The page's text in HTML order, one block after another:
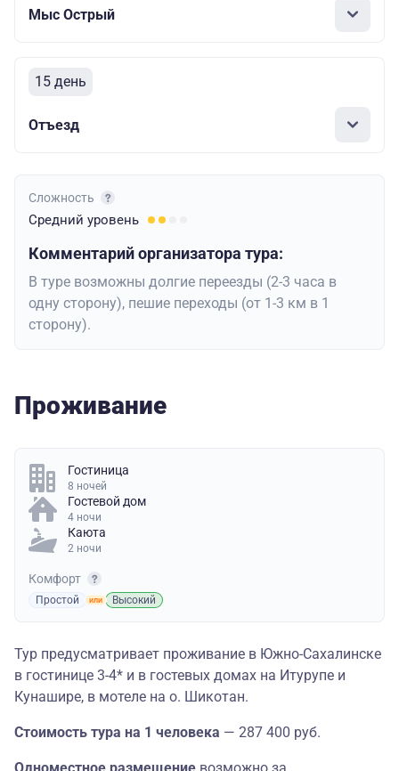
Мыс Острый
15 день
Отъезд
Сложность
Средний уровень
Комментарий организатора тура:
В туре возможны долгие переезды (2-3 часа в
одну сторону), пешие переходы (от 1-3 км в 1
сторону).
Проживание
Гостиница
8 ночей
Гостевой дом
4 ночи
Каюта
2 ночи
Комфорт
Простой Высокий
Тур предусматривает проживание в Южно-Сахалинске
в гостинице 3-4* и в гостевых домах на Итурупе и
Кунашире, в мотеле на о. Шикотан.
Стоимость тура на 1 человека — 287 400 руб.